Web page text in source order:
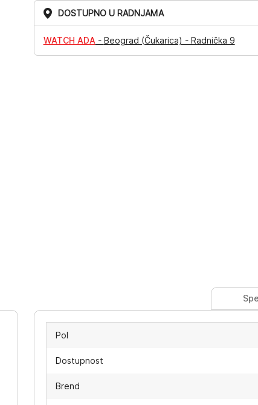
DOSTUPNO U RADNJAMA
WATCH ADA - Beograd (Čukarica) - Radnička 9
Pol
Dostupnost
Brend